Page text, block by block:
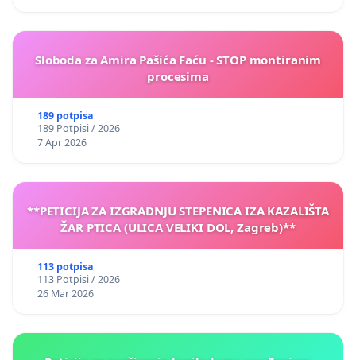
Sloboda za Amira Pašića Faću - STOP montiranim
procesima
189 potpisa
189 Potpisi / 2026
7 Apr 2026
**PETICIJA ZA IZGRADNJU STEPENICA IZA KAZALIŠTA
ŽAR PTICA (ULICA VELIKI DOL, Zagreb)**
113 potpisa
113 Potpisi / 2026
26 Mar 2026